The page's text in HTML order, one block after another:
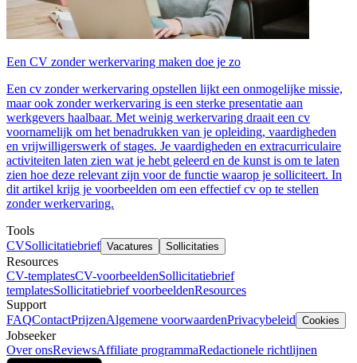
Een CV zonder werkervaring maken doe je zo
Een cv zonder werkervaring opstellen lijkt een onmogelijke missie,
maar ook zonder werkervaring is een sterke presentatie aan
werkgevers haalbaar. Met weinig werkervaring draait een cv
voornamelijk om het benadrukken van je opleiding, vaardigheden
en vrijwilligerswerk of stages. Je vaardigheden en extracurriculaire
activiteiten laten zien wat je hebt geleerd en de kunst is om te laten
zien hoe deze relevant zijn voor de functie waarop je solliciteert. In
dit artikel krijg je voorbeelden om een effectief cv op te stellen
zonder werkervaring.
Tools
CVSollicitatiebrief Vacatures Sollicitaties
Resources
CV-templatesCV-voorbeeldenSollicitatiebrief
templatesSollicitatiebrief voorbeeldenResources
Support
FAQContactPrijzenAlgemene voorwaardenPrivacybeleid Cookies
Jobseeker
Over onsReviewsAffiliate programmaRedactionele richtlijnen